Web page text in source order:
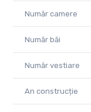
Număr camere
Număr băi
Număr vestiare
An construcție